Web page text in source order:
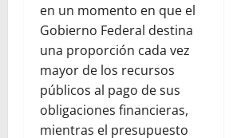
en un momento en que el
Gobierno Federal destina
una proporción cada vez
mayor de los recursos
públicos al pago de sus
obligaciones financieras,
mientras el presupuesto